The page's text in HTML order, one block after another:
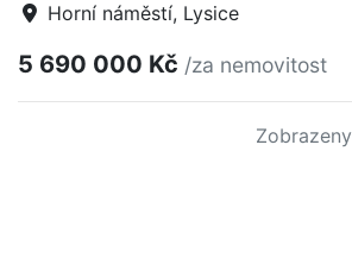
Horní náměstí, Lysice
5 690 000 Kč /za nemovitost
Zobrazeny